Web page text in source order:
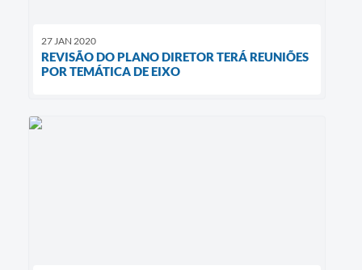
27 JAN 2020
REVISÃO DO PLANO DIRETOR TERÁ REUNIÕES
POR TEMÁTICA DE EIXO